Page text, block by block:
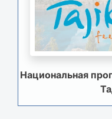
Национальная